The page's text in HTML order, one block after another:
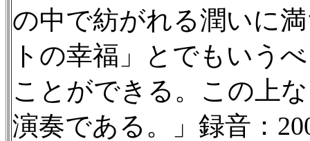
の中で紡がれる潤いに
トの幸福」とでもいう
ことができる。この上
演奏である。」録音：